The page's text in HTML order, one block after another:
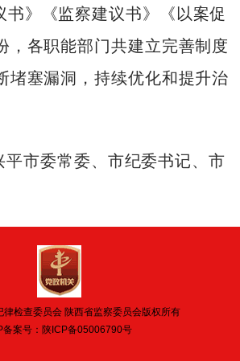
书》《监察建议书》《以案促
，各职能部门共建立完善制度
堵塞漏洞，持续优化和提升治
平市委常委、市纪委书记、市
检查委员会 陕西省监察委员会版权所有
备案号： 陕ICP备05006790号